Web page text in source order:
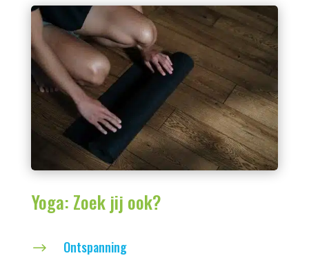
Yoga: Zoek jij ook?
$ Ontspanning